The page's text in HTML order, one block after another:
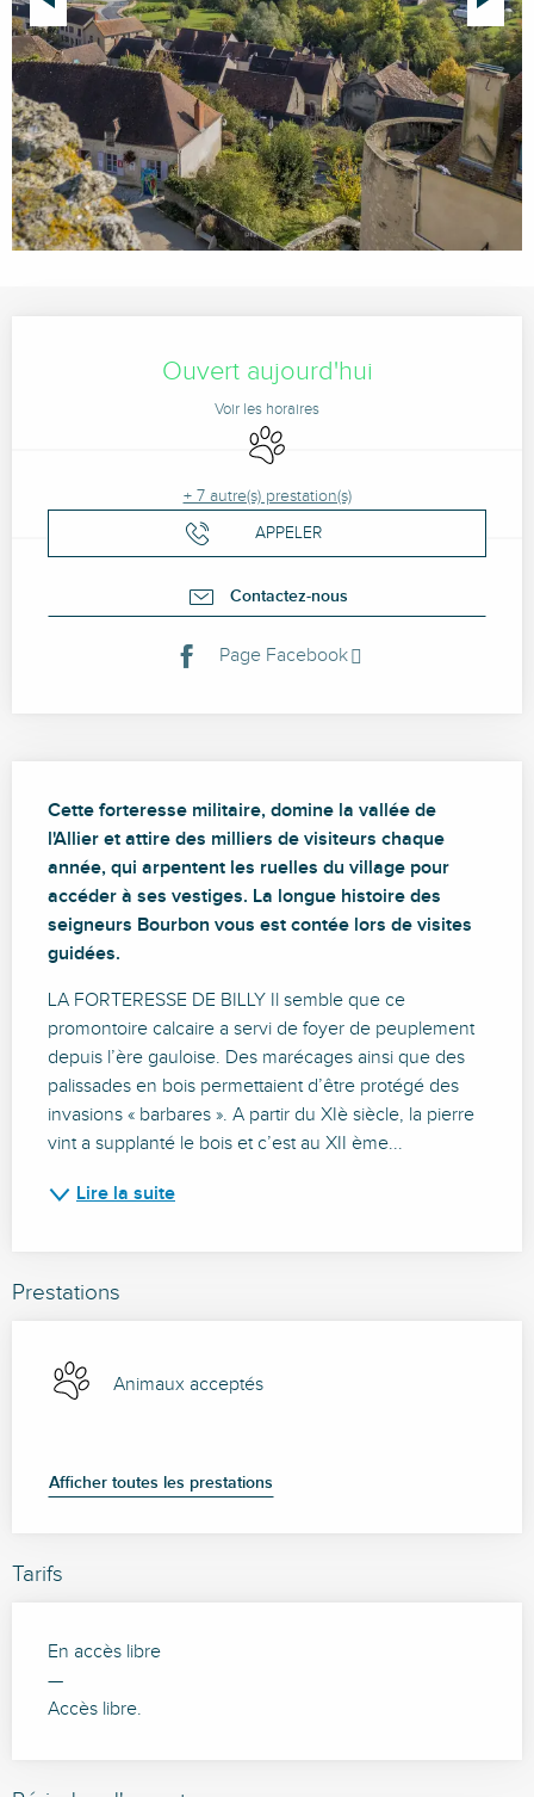
Ouvert aujourd'hui
Voir les horaires
Animaux acceptés
+ 7 autre(s) prestation(s)
APPELER
Contactez-nous
Page Facebook
Cette forteresse militaire, domine la vallée de
l'Allier et attire des milliers de visiteurs chaque
année, qui arpentent les ruelles du village pour
accéder à ses vestiges. La longue histoire des
seigneurs Bourbon vous est contée lors de visites
guidées.
LA FORTERESSE DE BILLY Il semble que ce
promontoire calcaire a servi de foyer de peuplement
depuis l’ère gauloise. Des marécages ainsi que des
palissades en bois permettaient d’être protégé des
invasions « barbares ». A partir du XIè siècle, la pierre
vint a supplanté le bois et c’est au XII ème...
Lire la suite
Prestations
Animaux acceptés
Afficher toutes les prestations
Tarifs
En accès libre
—
Accès libre.